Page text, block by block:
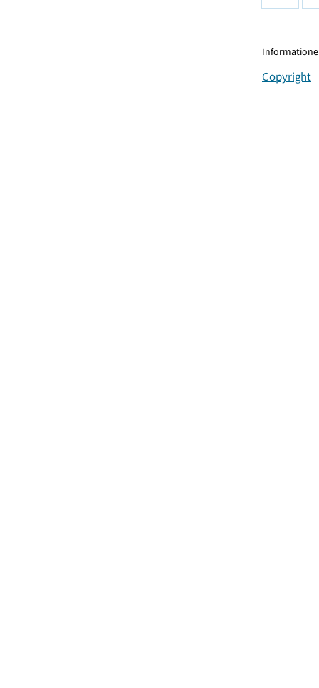
Copyright